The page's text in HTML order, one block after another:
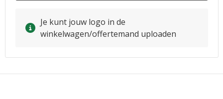
Je kunt jouw logo in de
winkelwagen/offertemand uploaden